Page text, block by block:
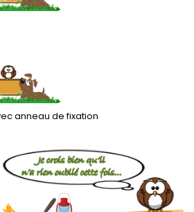
anneau de fixation